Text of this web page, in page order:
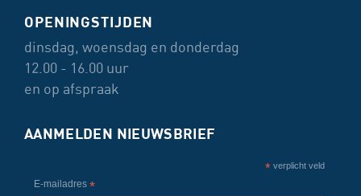
OPENINGSTIJDEN
dinsdag, woensdag en donderdag
12.00 - 16.00 uur
en op afspraak
AANMELDEN NIEUWSBRIEF
*verplicht veld
E-mailadres *